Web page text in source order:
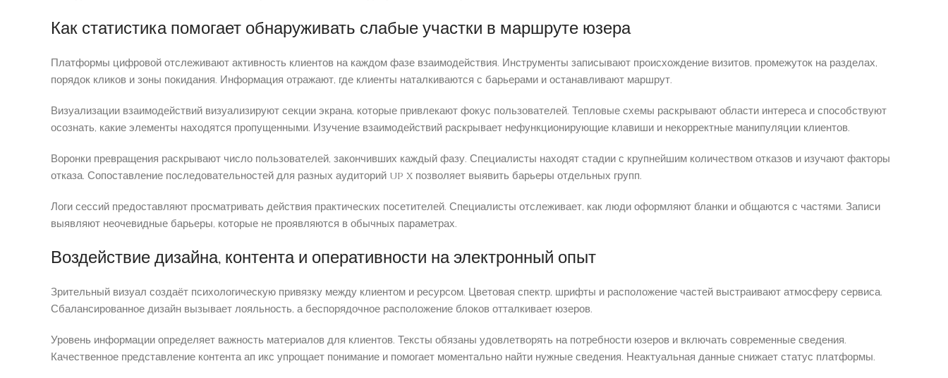
Как статистика помогает обнаруживать слабые участки в маршруте юзера
Платформы цифровой отслеживают активность клиентов на каждом фазе взаимодействия. Инструменты записывают происхождение визитов, промежуток на разделах,
порядок кликов и зоны покидания. Информация отражают, где клиенты наталкиваются с барьерами и останавливают маршрут.
Визуализации взаимодействий визуализируют секции экрана, которые привлекают фокус пользователей. Тепловые схемы раскрывают области интереса и способствуют
осознать, какие элементы находятся пропущенными. Изучение взаимодействий раскрывает нефункционирующие клавиши и некорректные манипуляции клиентов.
Воронки превращения раскрывают число пользователей, закончивших каждый фазу. Специалисты находят стадии с крупнейшим количеством отказов и изучают факторы
отказа. Сопоставление последовательностей для разных аудиторий up x позволяет выявить барьеры отдельных групп.
Логи сессий предоставляют просматривать действия практических посетителей. Специалисты отслеживает, как люди оформляют бланки и общаются с частями. Записи
выявляют неочевидные барьеры, которые не проявляются в обычных параметрах.
Воздействие дизайна, контента и оперативности на электронный опыт
Зрительный визуал создаёт психологическую привязку между клиентом и ресурсом. Цветовая спектр, шрифты и расположение частей выстраивают атмосферу сервиса.
Сбалансированное дизайн вызывает лояльность, а беспорядочное расположение блоков отталкивает юзеров.
Уровень информации определяет важность материалов для клиентов. Тексты обязаны удовлетворять на потребности юзеров и включать современные сведения.
Качественное представление контента ап икс упрощает понимание и помогает моментально найти нужные сведения. Неактуальная данные снижает статус платформы.